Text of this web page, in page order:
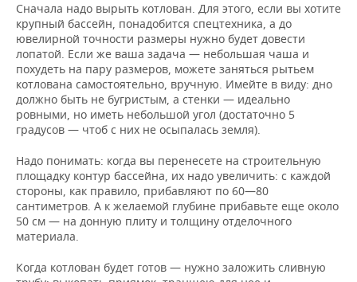
Сначала надо вырыть котлован. Для этого, если вы хотите
крупный бассейн, понадобится спецтехника, а до
ювелирной точности размеры нужно будет довести
лопатой. Если же ваша задача — небольшая чаша и
похудеть на пару размеров, можете заняться рытьем
котлована самостоятельно, вручную. Имейте в виду: дно
должно быть не бугристым, а стенки — идеально
ровными, но иметь небольшой угол (достаточно 5
градусов — чтоб с них не осыпалась земля).
Надо понимать: когда вы перенесете на строительную
площадку контур бассейна, их надо увеличить: с каждой
стороны, как правило, прибавляют по 60—80
сантиметров. А к желаемой глубине прибавьте еще около
50 см — на донную плиту и толщину отделочного
материала.
Когда котлован будет готов — нужно заложить сливную